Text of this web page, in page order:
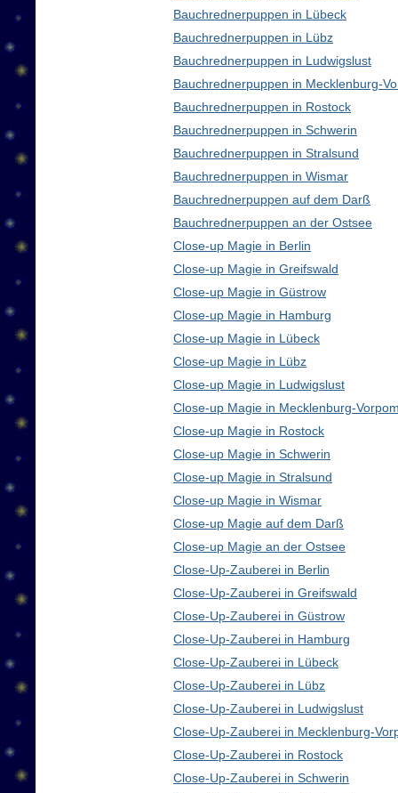
Bauchrednerpuppen in Lübeck
Bauchrednerpuppen in Lübz
Bauchrednerpuppen in Ludwigslust
Bauchrednerpuppen in Mecklenburg-
Bauchrednerpuppen in Rostock
Bauchrednerpuppen in Schwerin
Bauchrednerpuppen in Stralsund
Bauchrednerpuppen in Wismar
Bauchrednerpuppen auf dem Darß
Bauchrednerpuppen an der Ostsee
Close-up Magie in Berlin
Close-up Magie in Greifswald
Close-up Magie in Güstrow
Close-up Magie in Hamburg
Close-up Magie in Lübeck
Close-up Magie in Lübz
Close-up Magie in Ludwigslust
Close-up Magie in Mecklenburg-
Close-up Magie in Rostock
Close-up Magie in Schwerin
Close-up Magie in Stralsund
Close-up Magie in Wismar
Close-up Magie auf dem Darß
Close-up Magie an der Ostsee
Close-Up-Zauberei in Berlin
Close-Up-Zauberei in Greifswald
Close-Up-Zauberei in Güstrow
Close-Up-Zauberei in Hamburg
Close-Up-Zauberei in Lübeck
Close-Up-Zauberei in Lübz
Close-Up-Zauberei in Ludwigslust
Close-Up-Zauberei in Mecklenburg-
Close-Up-Zauberei in Rostock
Close-Up-Zauberei in Schwerin